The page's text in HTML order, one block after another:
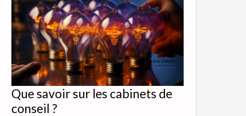
Que savoir sur les cabinets de
conseil ?